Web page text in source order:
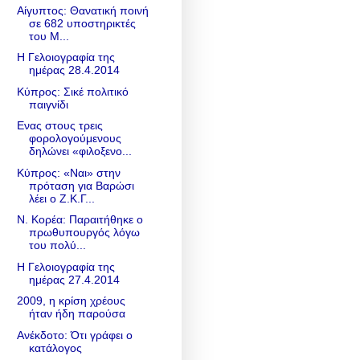
Αίγυπτος: Θανατική ποινή
σε 682 υποστηρικτές
του Μ...
Η Γελοιογραφία της
ημέρας 28.4.2014
Κύπρος: Σικέ πολιτικό
παιγνίδι
Ενας στους τρεις
φορολογούμενους
δηλώνει «φιλοξενο...
Κύπρος: «Ναι» στην
πρόταση για Βαρώσι
λέει ο Ζ.Κ.Γ...
Ν. Κορέα: Παραιτήθηκε ο
πρωθυπουργός λόγω
του πολύ...
Η Γελοιογραφία της
ημέρας 27.4.2014
2009, η κρίση χρέους
ήταν ήδη παρούσα
Ανέκδοτο: Ότι γράφει ο
κατάλογος